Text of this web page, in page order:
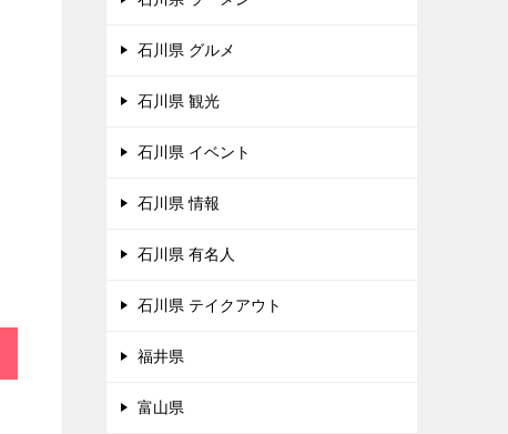
石川県 グルメ
石川県 観光
石川県 イベント
石川県 情報
石川県 有名人
石川県 テイクアウト
福井県
富山県